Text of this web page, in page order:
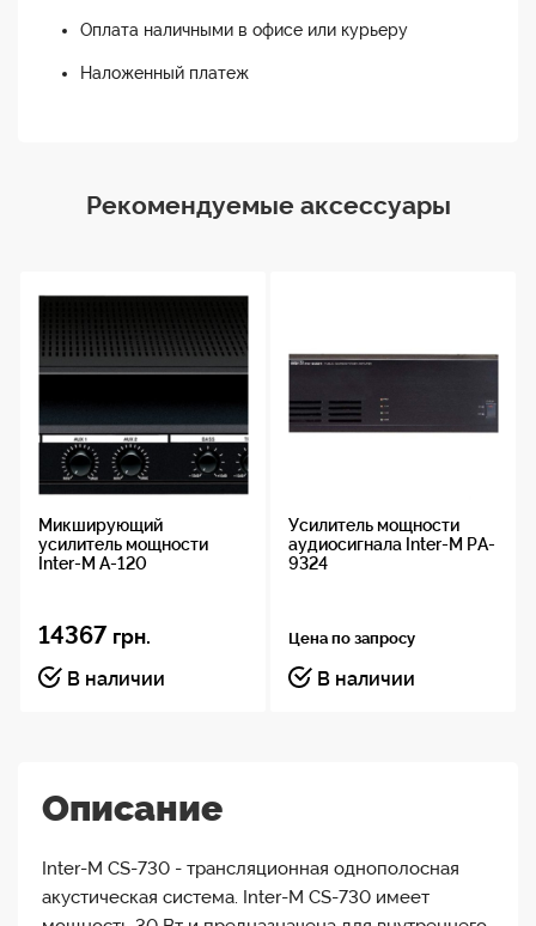
Оплата наличными в офисе или курьеру
Наложенный платеж
Рекомендуемые аксессуары
Микширующий
усилитель мощности
Inter-M A-120
14367 грн.
В наличии
Усилитель мощности
аудиосигнала Inter-M PA-
9324
Цена по запросу
В наличии
Описание
Inter-M CS-730 - трансляционная однополосная
акустическая система. Inter-M CS-730 имеет